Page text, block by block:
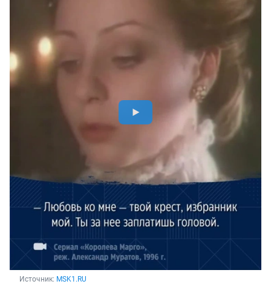
Источник: MSK1.RU